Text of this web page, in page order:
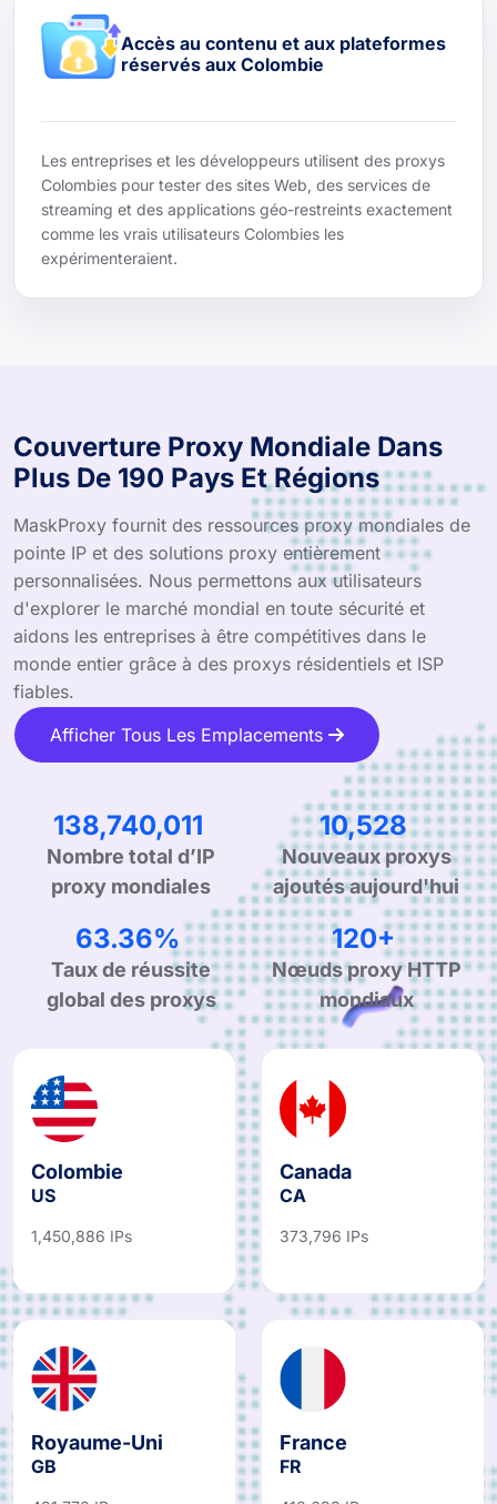
Accès au contenu et aux plateformes
réservés aux Colombie
Les entreprises et les développeurs utilisent des proxys
Colombies pour tester des sites Web, des services de
streaming et des applications géo-restreints exactement
comme les vrais utilisateurs Colombies les
expérimenteraient.
Couverture Proxy Mondiale Dans
Plus De 190 Pays Et Régions
MaskProxy fournit des ressources proxy mondiales de
pointe IP et des solutions proxy entièrement
personnalisées. Nous permettons aux utilisateurs
d'explorer le marché mondial en toute sécurité et
aidons les entreprises à être compétitives dans le
monde entier grâce à des proxys résidentiels et ISP
fiables.
Afficher Tous Les Emplacements
214,104,956
Nombre total d’IP
proxy mondiales
16,363
Nouveaux proxys
ajoutés aujourd'hui
99.90%
Taux de réussite
global des proxys
190+
Nœuds proxy HTTP
mondiaux
Colombie
US
1,450,886 IPs
Canada
CA
373,796 IPs
Royaume-Uni
GB
France
FR